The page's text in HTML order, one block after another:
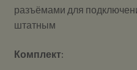
разъёмами для
штатным
Комплект: